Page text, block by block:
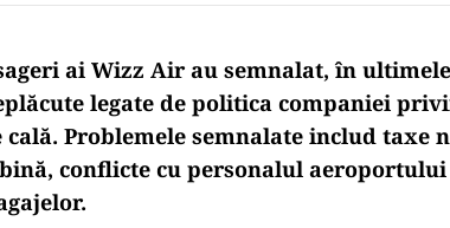
ai Wizz Air au semnalat, în
legate de politica companiei
cală. Problemele semnalate includ taxe
conflicte cu personalul